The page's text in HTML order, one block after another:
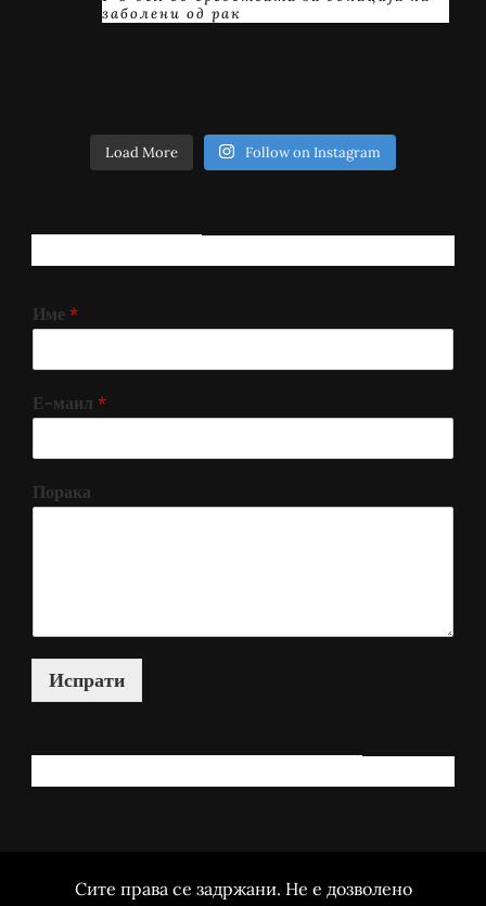
заболени од рак
Load More Follow on Instagram
Име *
Е-маил *
Порака
Испрати
Сите права се задржани. Не е дозволено